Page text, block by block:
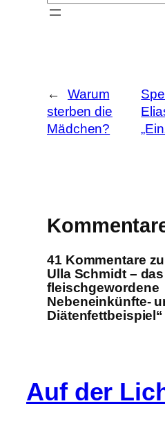
u
←
Warum
sterben die
Mädchen?
41 Kommentare
Ulla Schmidt – das
fleischgewordene
Nebeneinkünfte-
Diätenfettbeispiel“
Auf der